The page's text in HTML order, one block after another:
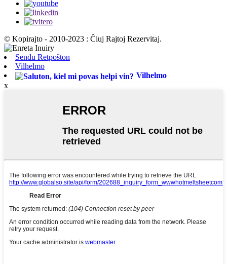
© Kopirajto - 2010-2023 : Ĉiuj Rajtoj Rezervitaj.
Sendu Retpoŝton
Vilhelmo
Vilhelmo
x